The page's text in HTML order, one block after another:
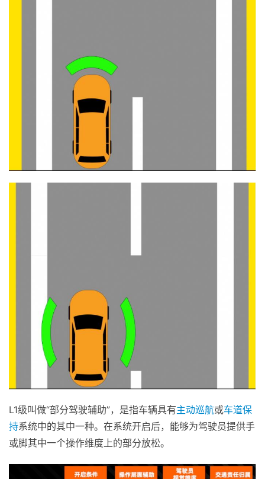
L1级叫做“部分驾驶辅助”，是指车辆具有主动巡航或车道保
持系统中的其中一种。在系统开启后，能够为驾驶员提供手
或脚其中一个操作维度上的部分放松。